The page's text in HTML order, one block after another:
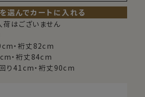
選んでカートに入れる
荷はございません
・裄丈82cm
・裄丈84cm
り41cm・裄丈90cm